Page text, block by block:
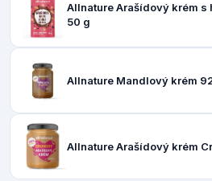
Allnature Arašídový krém s
50 g
Allnature Mandlový krém
Allnature Arašídový krém